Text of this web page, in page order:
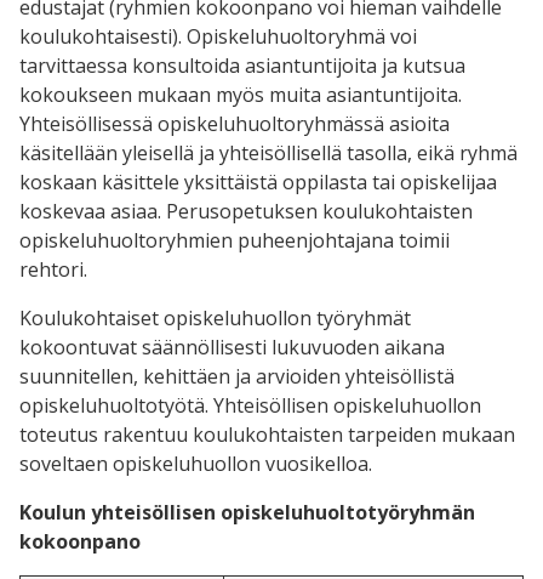
edustajat (ryhmien kokoonpano voi hieman vaihdelle
koulukohtaisesti). Opiskeluhuoltoryhmä voi
tarvittaessa konsultoida asiantuntijoita ja kutsua
kokoukseen mukaan myös muita asiantuntijoita.
Yhteisöllisessä opiskeluhuoltoryhmässä asioita
käsitellään yleisellä ja yhteisöllisellä tasolla, eikä ryhmä
koskaan käsittele yksittäistä oppilasta tai opiskelijaa
koskevaa asiaa. Perusopetuksen koulukohtaisten
opiskeluhuoltoryhmien puheenjohtajana toimii
rehtori.
Koulukohtaiset opiskeluhuollon työryhmät
kokoontuvat säännöllisesti lukuvuoden aikana
suunnitellen, kehittäen ja arvioiden yhteisöllistä
opiskeluhuoltotyötä. Yhteisöllisen opiskeluhuollon
toteutus rakentuu koulukohtaisten tarpeiden mukaan
soveltaen opiskeluhuollon vuosikelloa.
Koulun yhteisöllisen opiskeluhuoltotyöryhmän
kokoonpano